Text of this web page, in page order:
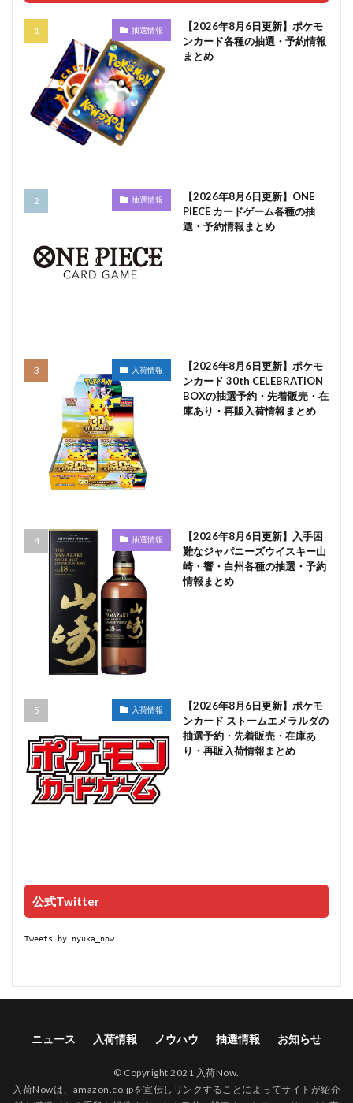
抽選情報
【2026年8月6日更新】ポケモ
ンカード各種の抽選・予約情報
まとめ
抽選情報
【2026年8月6日更新】ONE
PIECE カードゲーム各種の抽
選・予約情報まとめ
入荷情報
【2026年8月6日更新】ポケモ
ンカード 30th CELEBRATION
BOXの抽選予約・先着販売・在
庫あり・再販入荷情報まとめ
抽選情報
【2026年8月6日更新】入手困
難なジャパニーズウイスキー山
崎・響・白州各種の抽選・予約
情報まとめ
入荷情報
【2026年8月6日更新】ポケモ
ンカード ストームエメラルダの
抽選予約・先着販売・在庫あ
り・再販入荷情報まとめ
公式Twitter
Tweets by nyuka_now
ニュース 入荷情報 ノウハウ 抽選情報 お知らせ
© Copyright 2021 入荷Now.
入荷Nowは、amazon.co.jpを宣伝しリンクすることによってサイトが紹介